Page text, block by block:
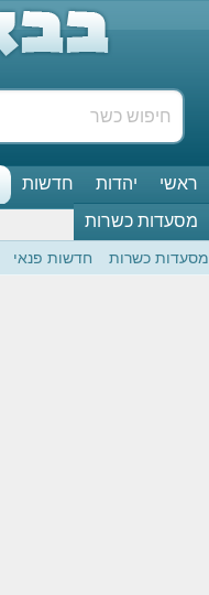
ראשי יהדות חדשות
מסעדות כשרות
מסעדות כשרות חדשות פנאי